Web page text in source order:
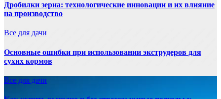
Дробилки зерна: технологические инновации и их влияние
на производство
Все для дачи
Основные ошибки при использовании экструдеров для
сухих кормов
Все для дачи